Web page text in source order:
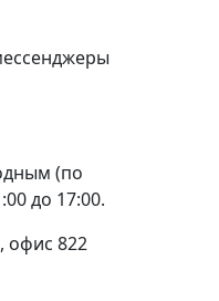
(по
до 17:00.
офис 822